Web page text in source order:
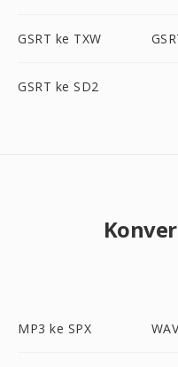
GSRT ke TXW
GSRT ke SD2
MP3 ke SPX